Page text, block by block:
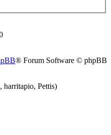
® Forum Software © phpBB
harritapio, Pettis)